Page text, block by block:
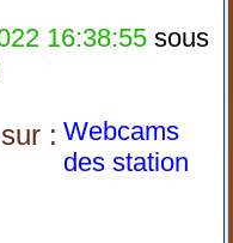
16:38:55 sous
: Webcams
des station